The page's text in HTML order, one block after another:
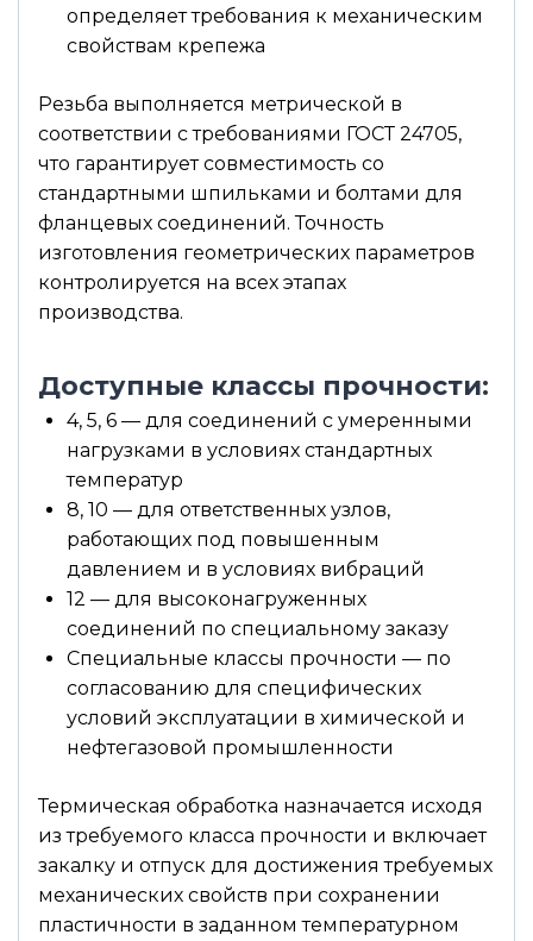
определяет требования к механическим
свойствам крепежа
Резьба выполняется метрической в
соответствии с требованиями ГОСТ 24705,
что гарантирует совместимость со
стандартными шпильками и болтами для
фланцевых соединений. Точность
изготовления геометрических параметров
контролируется на всех этапах
производства.
Доступные классы прочности:
4, 5, 6 — для соединений с умеренными
нагрузками в условиях стандартных
температур
8, 10 — для ответственных узлов,
работающих под повышенным
давлением и в условиях вибраций
12 — для высоконагруженных
соединений по специальному заказу
Специальные классы прочности — по
согласованию для специфических
условий эксплуатации в химической и
нефтегазовой промышленности
Термическая обработка назначается исходя
из требуемого класса прочности и включает
закалку и отпуск для достижения требуемых
механических свойств при сохранении
пластичности в заданном температурном